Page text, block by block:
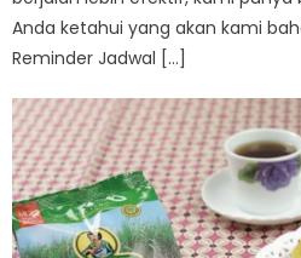
Anda ketahui yang akan kami
Reminder Jadwal […]